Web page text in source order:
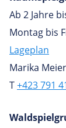
Ab 2 Jahre
Montag bis
Lageplan
Marika Meier
T+423 791